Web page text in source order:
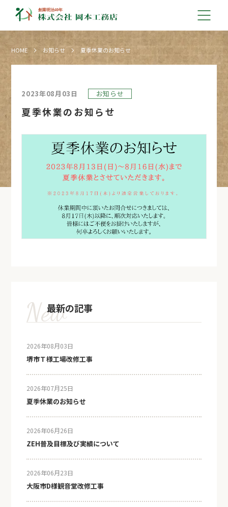
HOME お知らせ 夏季休業のお知らせ
2023年08月03日 お知らせ
夏季休業のお知らせ
最新の記事
2026年08月03日
堺市Ｔ様工場改修工事
2026年07月25日
夏季休業のお知らせ
2026年06月26日
ZEH普及目標及び実績について
2026年06月23日
大阪市D様観音堂改修工事